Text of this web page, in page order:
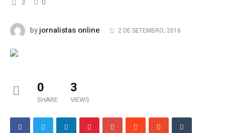
3 0
byjornalistas online 2 DE SETEMBRO, 2016
0
SHARE
3
VIEWS